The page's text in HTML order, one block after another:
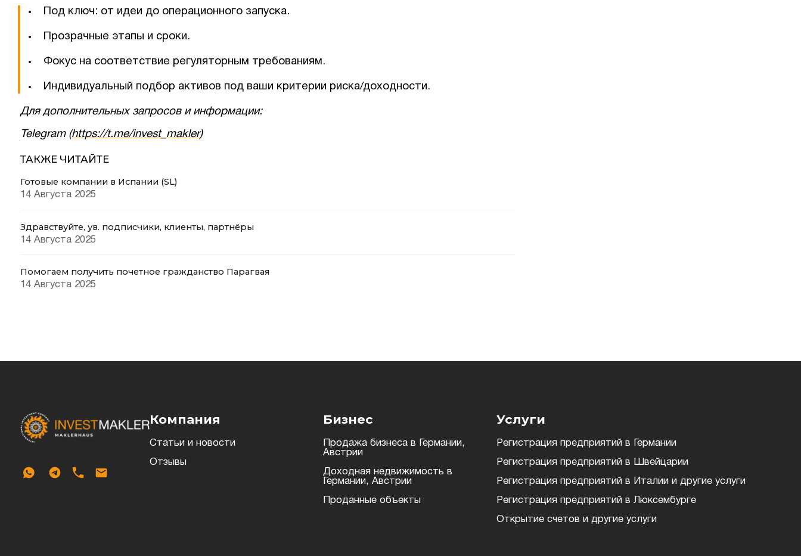
Под ключ: от идеи до операционного запуска.
Прозрачные этапы и сроки.
Фокус на соответствие регуляторным требованиям.
Индивидуальный подбор активов под ваши критерии риска/доходности.
Для дополнительных запросов и информации:
Telegram (https://t.me/invest_makler)
ТАКЖЕ ЧИТАЙТЕ
Готовые компании в Испании (SL)
14 Августа 2025
Здравствуйте, ув. подписчики, клиенты, партнёры
14 Августа 2025
Помогаем получить почетное гражданство Парагвая
14 Августа 2025
Компания
Статьи и новости
Отзывы
Бизнес
Продажа бизнеса в Германии,
Австрии
Доходная недвижимость в
Германии, Австрии
Проданные объекты
Услуги
Регистрация предприятий в Германии
Регистрация предприятий в Швейцарии
Регистрация предприятий в Италии и другие услуги
Регистрация предприятий в Люксембурге
Открытие счетов и другие услуги
Соглашаюсь на обработку персональных данных